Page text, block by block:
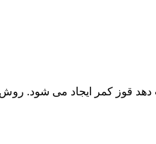
قوز کمر ایجاد می شود.